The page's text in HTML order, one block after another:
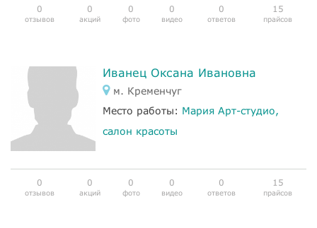
0
отзывов
0
акций
0
фото
0
видео
0
ответов
15
прайсов
Иванец Оксана Ивановна
м. Кременчуг
Место работы: Мария Арт-студио,
салон красоты
0
отзывов
0
акций
0
фото
0
видео
0
ответов
15
прайсов